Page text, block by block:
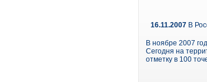
16.11.2007 В
В ноябре 2007
Сегодня на
отметку в 100